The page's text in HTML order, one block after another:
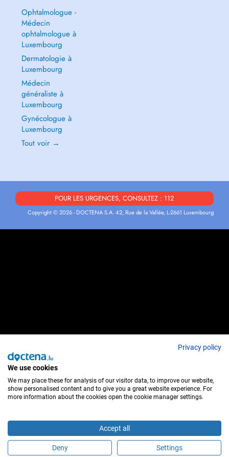
Ophtalmologue -
Médecin
ophtalmologue à
Luxembourg
Dermatologie à
Luxembourg
Médecin
généraliste à
Luxembourg
Gynécologue à
Luxembourg
Tout voir →
POUR LES URGENCES, CONSULTEZ : 112
Copyright © 2026 - DOCTENA S.A. 42, Rue de la Vallée, L-2661 Luxembourg
Privacy policy
We use cookies
We may place these for analysis of our visitor data, to improve our website,
show personalised content and to give you a great website experience. For
more information about the cookies open the cookie manager settings.
Accept all
Deny Settings